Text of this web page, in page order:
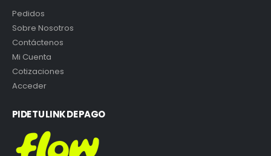
Pedidos
Sobre Nosotros
Contáctenos
Mi Cuenta
Cotizaciones
Acceder
PIDE TU LINK DE PAGO